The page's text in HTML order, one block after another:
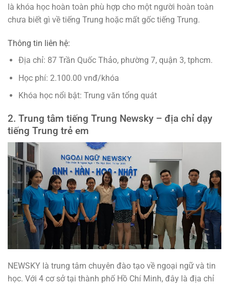
là khóa học hoàn toàn phù hợp cho một người hoàn toàn
chưa biết gì về tiếng Trung hoặc mất gốc tiếng Trung.
Thông tin liên hệ:
Địa chỉ: 87 Trần Quốc Thảo, phường 7, quận 3, tphcm.
Học phí: 2.100.00 vnđ/khóa
Khóa học nổi bật: Trung văn tổng quát
2. Trung tâm tiếng Trung Newsky – địa chỉ dạy
tiếng Trung trẻ em
NEWSKY là trung tâm chuyên đào tạo về ngoại ngữ và tin
học. Với 4 cơ sở tại thành phố Hồ Chí Minh, đây là địa chỉ